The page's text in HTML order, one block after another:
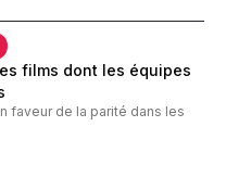
films dont les équipes
faveur de la parité dans les